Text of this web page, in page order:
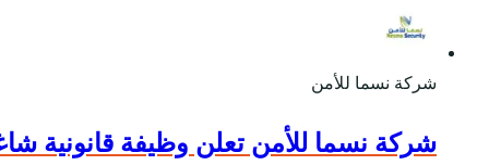
شركة نسما للأمن
شركة نسما للأمن تعلن وظيفة قانونية